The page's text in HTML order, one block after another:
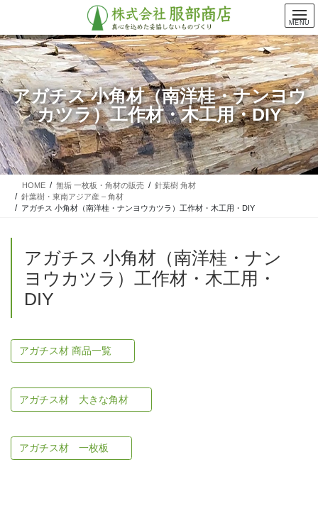
テ
ン
ツ
に
移
動
ゲ
ー
シ
ョ
ン
に
移
動
アガチス 小角材（南洋桂・ナンヨウ
カツラ）工作材・木工用・DIY
HOME 無垢 一枚板・角材の販売
針葉樹 角材
針葉樹・東南アジア産 – 角材
アガチス 小角材（南洋桂・ナンヨウカツラ）工作材・木工用・DIY
アガチス 小角材（南洋桂・ナン
ヨウカツラ）工作材・木工用・
DIY
アガチス材 商品一覧
アガチス材 大きな角材
アガチス材 一枚板
MENU